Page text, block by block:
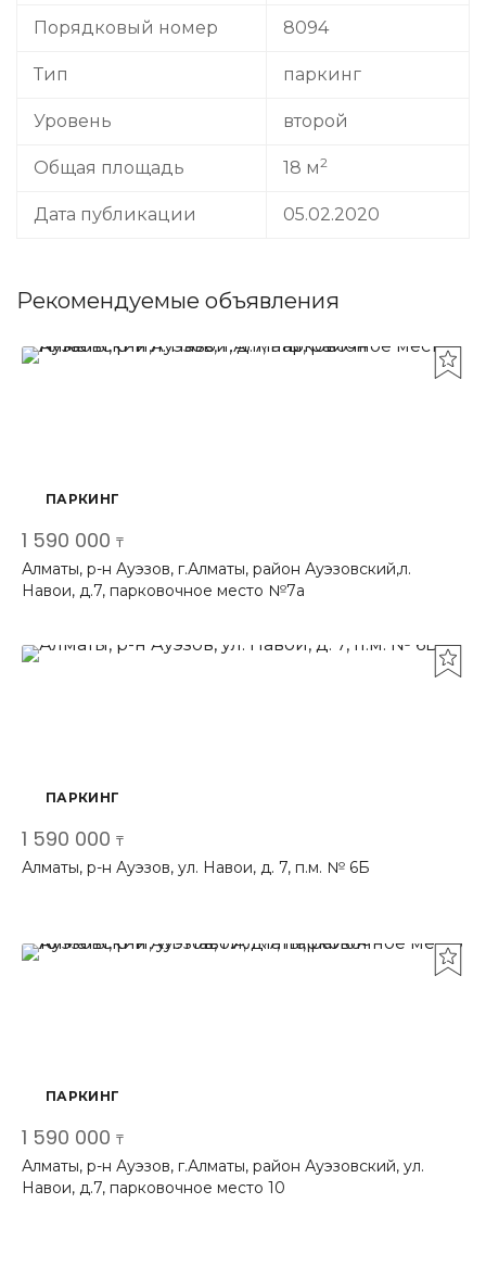
Порядковый номер 8094
Тип паркинг
Уровень второй
Общая площадь 18 м2
Дата публикации 05.02.2020
Рекомендуемые объявления
ПАРКИНГ
1 590 000 ₸
Алматы, р-н Ауэзов, г.Алматы, район Ауэзовский,л.
Навои, д.7, парковочное место №7а
ПАРКИНГ
1 590 000 ₸
Алматы, р-н Ауэзов, ул. Навои, д. 7, п.м. № 6Б
ПАРКИНГ
1 590 000 ₸
Алматы, р-н Ауэзов, г.Алматы, район Ауэзовский, ул.
Навои, д.7, парковочное место 10